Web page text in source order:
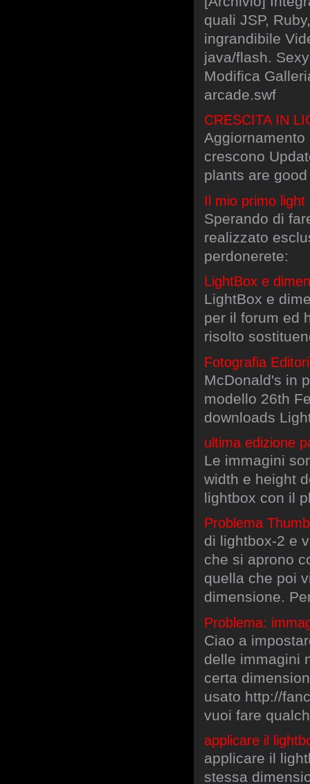
quali JSP,
ingrandibile
java/flash.
Modifica
arcade.swf
CRESCITA IN
crescono
plants are
Il mio primo
Sperando di
realizzato
perdonerete:
LightBox e
LightBox e
per il forum ed
risolto
Fotografia
McDonald's in
modello 26th
downloads
ultima edizione
Le immagini
width e height
lightbox con il
Problema
di lightbox-2 e
che si aprono
quella che poi
dimensione.
Problema:
Ciao a
delle immagini
certa
usato http://
vuoi fare
applicare il
applicare il
stessa